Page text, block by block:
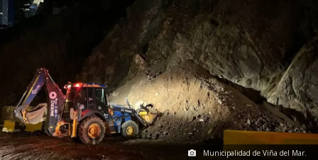
Municipalidad de Viña del Mar.